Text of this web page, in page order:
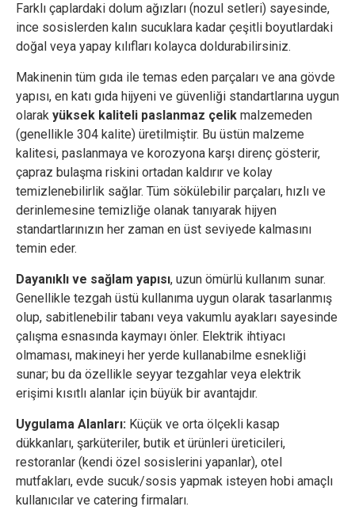
Farklı çaplardaki dolum ağızları (nozul setleri) sayesinde,
ince sosislerden kalın sucuklara kadar çeşitli boyutlardaki
doğal veya yapay kılıfları kolayca doldurabilirsiniz.
Makinenin tüm gıda ile temas eden parçaları ve ana gövde
yapısı, en katı gıda hijyeni ve güvenliği standartlarına uygun
olarak yüksek kaliteli paslanmaz çelik malzemeden
(genellikle 304 kalite) üretilmiştir. Bu üstün malzeme
kalitesi, paslanmaya ve korozyona karşı direnç gösterir,
çapraz bulaşma riskini ortadan kaldırır ve kolay
temizlenebilirlik sağlar. Tüm sökülebilir parçaları, hızlı ve
derinlemesine temizliğe olanak tanıyarak hijyen
standartlarınızın her zaman en üst seviyede kalmasını
temin eder.
Dayanıklı ve sağlam yapısı, uzun ömürlü kullanım sunar.
Genellikle tezgah üstü kullanıma uygun olarak tasarlanmış
olup, sabitlenebilir tabanı veya vakumlu ayakları sayesinde
çalışma esnasında kaymayı önler. Elektrik ihtiyacı
olmaması, makineyi her yerde kullanabilme esnekliği
sunar; bu da özellikle seyyar tezgahlar veya elektrik
erişimi kısıtlı alanlar için büyük bir avantajdır.
Uygulama Alanları: Küçük ve orta ölçekli kasap
dükkanları, şarküteriler, butik et ürünleri üreticileri,
restoranlar (kendi özel sosislerini yapanlar), otel
mutfakları, evde sucuk/sosis yapmak isteyen hobi amaçlı
kullanıcılar ve catering firmaları.